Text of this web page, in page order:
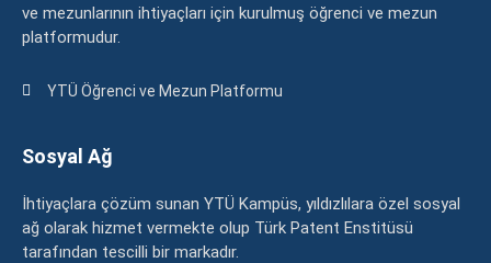
ve mezunlarının ihtiyaçları için kurulmuş öğrenci ve mezun
platformudur.
YTÜ Öğrenci ve Mezun Platformu
Sosyal Ağ
İhtiyaçlara çözüm sunan YTÜ Kampüs, yıldızlılara özel sosyal
ağ olarak hizmet vermekte olup Türk Patent Enstitüsü
tarafından tescilli bir markadır.